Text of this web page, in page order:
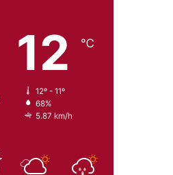
12 ℃
12º - 11º
68%
5.87 km/h